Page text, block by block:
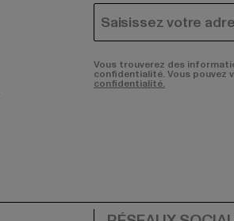
COURRIEL
Vous trouverez des
confidentialité. Vous
confidentialité.